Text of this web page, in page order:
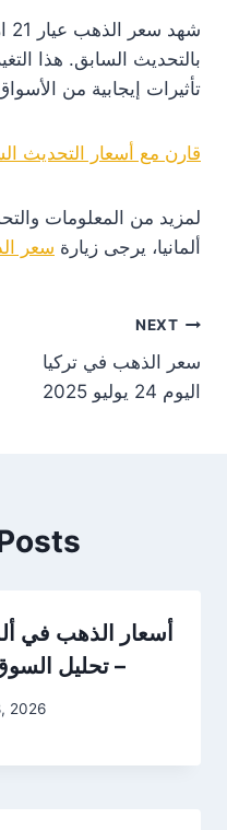
بالتحديث السابق. هذا
تأثيرات إيجابية من
قارن مع أسعار التحديث
لمزيد من المعلومات
ألمانيا، يرجى زيارة سعر
NEXT
سعر الذهب في تركيا
اليوم 24 يوليو 2025
– تحليل
2026